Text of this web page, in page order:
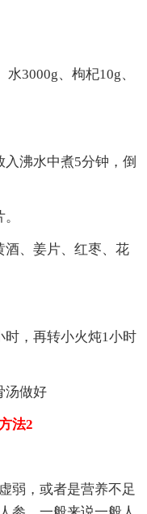
3000g、枸杞10g、
沸水中煮5分钟，倒
酒、姜片、红枣、花
时，再转小火炖1小时
汤做好
法2
弱，或者是营养不足